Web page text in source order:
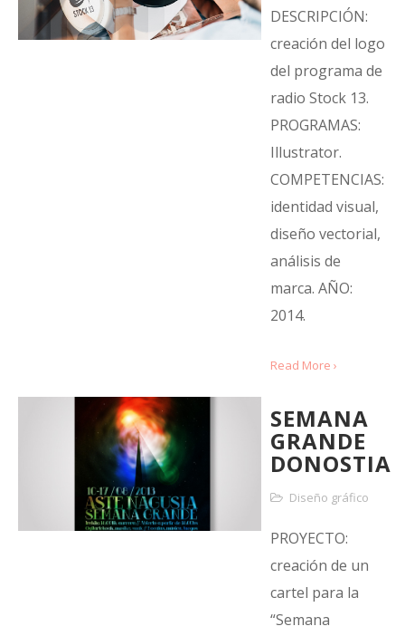
DESCRIPCIÓN:
creación del logo
del programa de
radio Stock 13.
PROGRAMAS:
Illustrator.
COMPETENCIAS:
identidad visual,
diseño vectorial,
análisis de
marca. AÑO:
2014.
Read More ›
SEMANA
GRANDE
DONOSTIA
Diseño gráfico
PROYECTO:
creación de un
cartel para la
“Semana